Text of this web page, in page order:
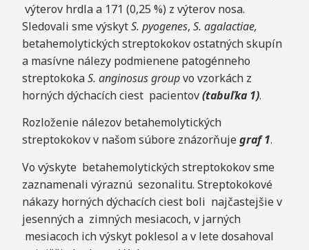
výterov hrdla a 171 (0,25 %) z výterov nosa.
Sledovali sme výskytS. pyogenes, S. agalactiae,
betahemolytických streptokokov ostatných skupín
a masívne nálezy podmienene patogénneho
streptokokaS. anginosus groupvo vzorkách z
horných dýchacích ciest pacientov(tabuľka 1).
Rozloženie nálezov betahemolytických
streptokokov v našom súbore znázorňujegraf 1.
Vo výskyte betahemolytických streptokokov sme
zaznamenali výraznú sezonalitu. Streptokokové
nákazy horných dýchacích ciest boli najčastejšie v
jesenných a zimných mesiacoch, v jarných
mesiacoch ich výskyt poklesol a v lete dosahoval